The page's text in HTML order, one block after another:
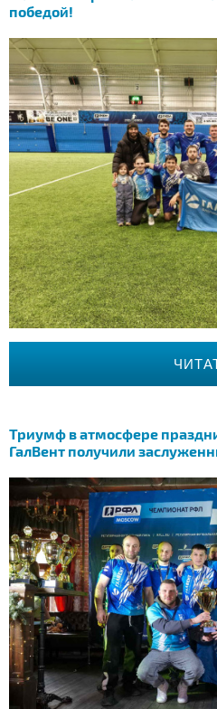
победой!
Триумф в атмосфере
ГалВент получили